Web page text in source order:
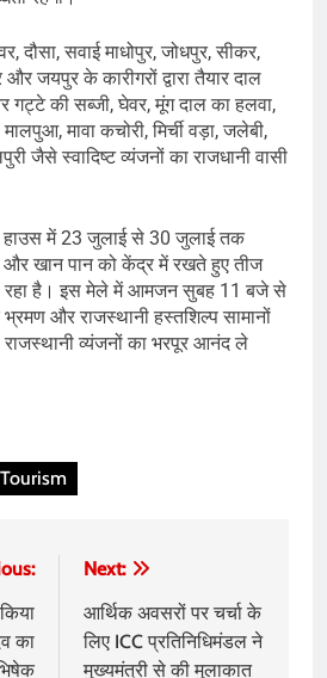
दौसा, सवाई माधोपुर, जोधपुर, सीकर,
जयपुर के कारीगरों द्वारा तैयार दाल
गट्टे की सब्जी, घेवर, मूंग दाल का हलवा,
मावा कचोरी, मिर्ची वड़ा, जलेबी,
जैसे स्वादिष्ट व्यंजनों का राजधानी वासी
हाउस में 23 जुलाई से 30 जुलाई तक
और खान पान को केंद्र में रखते हुए तीज
रहा है। इस मेले में आमजन सुबह 11 बजे से
और राजस्थानी हस्तशिल्प सामानों
व्यंजनों का भरपूर आनंद ले
का
Next:
आर्थिक अवसरों पर चर्चा के
लिए ICC प्रतिनिधिमंडल ने
मुख्यमंत्री से की मुलाकात